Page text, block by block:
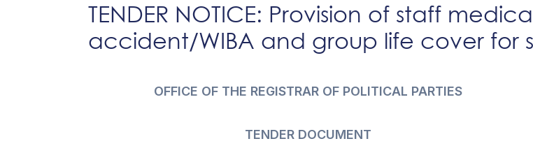
TENDER NOTICE: Provision of staff
accident/WIBA and group life cover for
OFFICE OF THE REGISTRAR OF POLITICAL PARTIES
TENDER DOCUMENT